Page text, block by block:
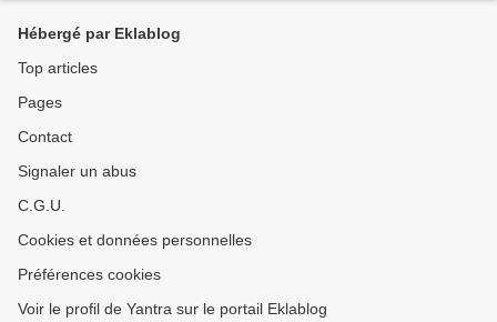
Hébergé par Eklablog
Top articles
Pages
Contact
Signaler un abus
C.G.U.
Cookies et données personnelles
Préférences cookies
Voir le profil de Yantra sur le portail Eklablog